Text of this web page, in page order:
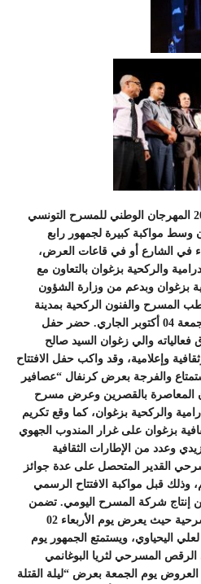
افتتح مساء الثلاثاء 01 أكتوبر 2019 المهرجان الوطني للمسرح التونسي
وسط مواكبة كبيرة لجمهور رابع
في الشارع أو في قاعات العرض،
والركحية بزغوان بالتعاون مع
بزغوان وبدعم من وزارة الشؤون
قطب المسرح والفنون الركحية بمدينة
الثقافة ويتواصل إلى غاية يوم الجمعة 04 أكتوبر الجاري. حضر حفل
فعالياته والي زغوان السيد صالح
وإعلامية، وقد واكب حفل الافتتاح
والفرجة بعرض كرنفال “عصافير
المعاصرة بالقصرين وعرض مسرح
والركحية بزغوان، كما وقع تكريم
بزغوان على غرار المندوب الجهوي
وعدد من الإطارات الثقافية
القدير المتحصل على عدة جوائز
وذلك قبل مواكبة الافتتاح الرسمي
شركة المسرح اليومي. تضمن
برنامج التظاهرة عدة عروض مسرحية حيث يعرض يوم الأربعاء 02
اليحياوي، ويستمتع الجمهور يوم
في الرقص المسرحي لثريا البوغانمي
العروض يوم الجمعة بعرض “ليلة القتلة